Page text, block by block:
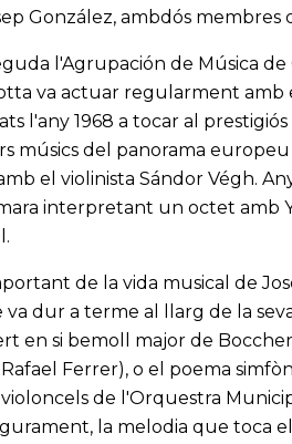
González, ambdós membres
l'Agrupación de Música
va actuar regularment
l'any 1968 a tocar al
músics del panorama
el violinista Sándor Végh.
interpretant un octet amb
de la vida musical de
va dur a terme al llarg de la
en si bemoll major de
Ferrer), o el poema
de l'Orquestra
la melodia que toca